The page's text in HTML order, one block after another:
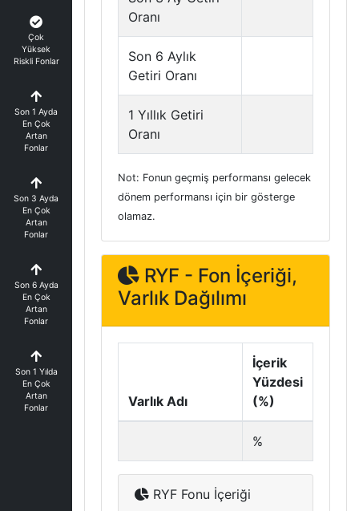
Çok
Yüksek
Riskli Fonlar
Son 1 Ayda
En Çok
Artan
Fonlar
Son 3 Ayda
En Çok
Artan
Fonlar
Son 6 Ayda
En Çok
Artan
Fonlar
Son 1 Yılda
En Çok
Artan
Fonlar
Oranı
Son 6 Aylık
Getiri Oranı
1 Yıllık Getiri
Oranı
Not: Fonun geçmiş performansı gelecek
dönem performansı için bir gösterge
olamaz.
RYF - Fon İçeriği,
Varlık Dağılımı
Varlık Adı
İçerik
Yüzdesi
(%)
%
RYF Fonu İçeriği